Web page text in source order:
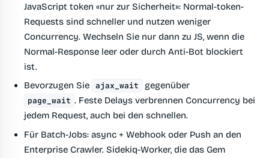
JavaScript token «nur zur Sicherheit»: Normal-token-
Requests sind schneller und nutzen weniger
Concurrency. Wechseln Sie nur dann zu JS, wenn die
Normal-Response leer oder durch Anti-Bot blockiert
ist.
Bevorzugen Sie ajax_wait gegenüber
page_wait . Feste Delays verbrennen Concurrency bei
jedem Request, auch bei den schnellen.
Für Batch-Jobs: async + Webhook oder Push an den
Enterprise Crawler. Sidekiq-Worker, die das Gem